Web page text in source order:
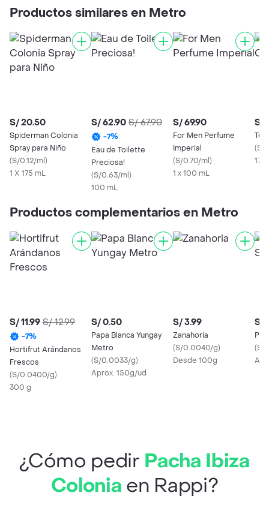
Productos similares en Metro
S/ 20.50
Spiderman Colonia
Spray para Niño
(S/0.12/ml)
1 X 175 mL
S/ 62.90 S/ 67.90
-7%
Eau de Toilette
Preciosa!
(S/0.63/ml)
100 mL
S/ 69.90
For Men Perfume
Imperial
(S/0.70/ml)
1 x 100 mL
S/
(S/
175
Productos complementarios en Metro
S/ 11.99 S/ 12.99
-7%
Hortifrut Arándanos
Frescos
(S/0.0400/g)
300 g
S/ 0.50
Papa Blanca Yungay
Metro
(S/0.0033/g)
Aprox. 150g/ud
S/ 3.99
Zanahoria
(S/0.0040/g)
Desde 100g
S/
(S/
¿Cómo pedir Pacha Ibiza
Colonia en Rappi?